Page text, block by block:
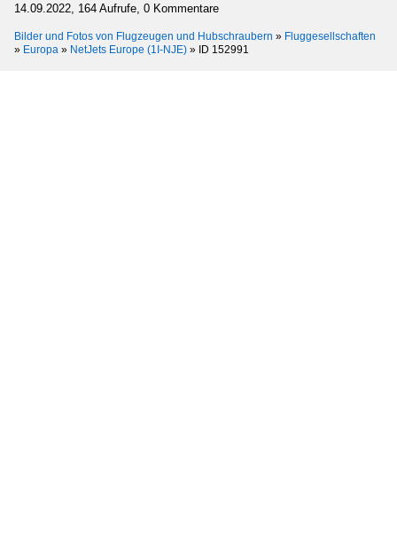
14.09.2022, 164 Aufrufe, 0 Kommentare
Bilder und Fotos von Flugzeugen und Hubschraubern » Fluggesellschaften
» Europa » NetJets Europe (1I-NJE) » ID 152991